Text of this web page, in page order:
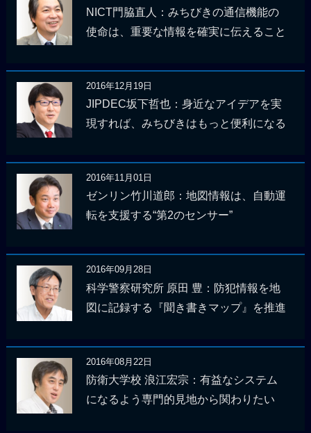
NICT門脇直人：みちびきの通信機能の
使命は、重要な情報を確実に伝えること
2016年12月19日
JIPDEC坂下哲也：身近なアイデアを実
現すれば、みちびきはもっと便利になる
2016年11月01日
ゼンリン竹川道郎：地図情報は、自動運
転を支援する“第2のセンサー”
2016年09月28日
科学警察研究所 原田 豊：防犯情報を地
図に記録する『聞き書きマップ』を推進
2016年08月22日
防衛大学校 浪江宏宗：有益なシステム
になるよう専門的見地から関わりたい